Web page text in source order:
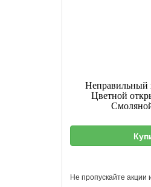
Неправильный
Цветной
Не пропускайте